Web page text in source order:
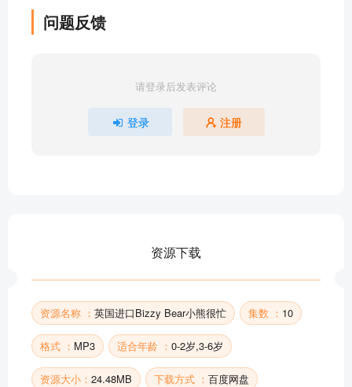
问题反馈
请登录后发表评论
登录 注册
资源下载
资源名称 ： 英国进口Bizzy Bear小熊很忙 集数 ： 10
格式 ： MP3 适合年龄 ： 0-2岁,3-6岁
资源大小： 24.48MB 下载方式 ： 百度网盘